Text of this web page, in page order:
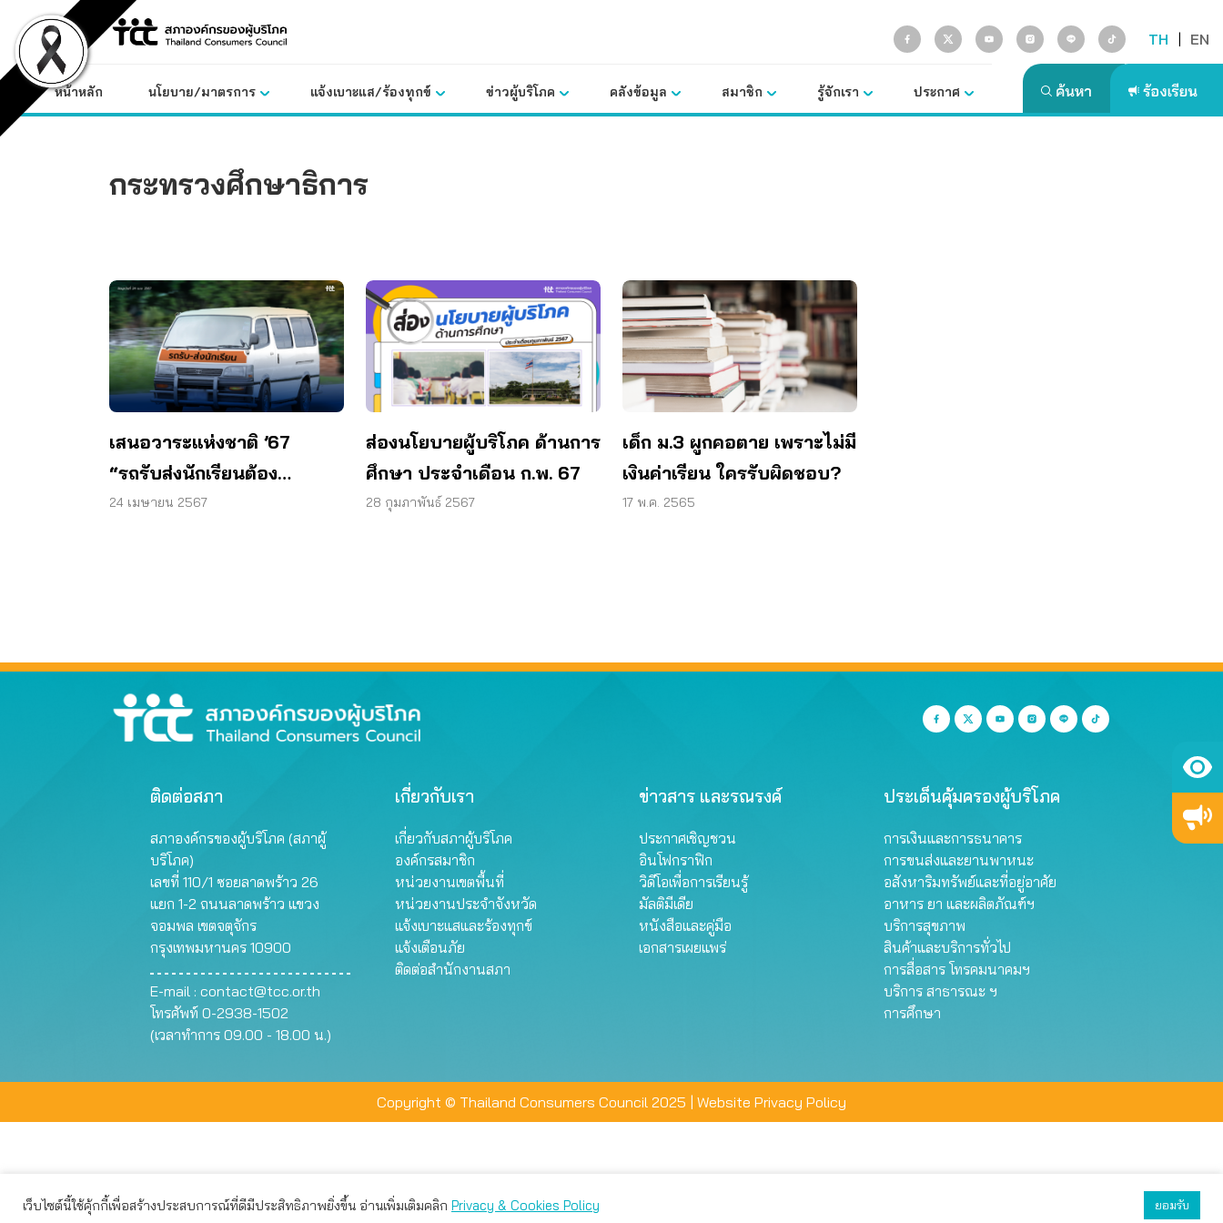
content
TH | EN
หน้าหลัก นโยบาย/มาตรการ แจ้งเบาะแส/ร้องทุกข์ ข่าวผู้บริโภค คลังข้อมูล สมาชิก รู้จักเรา ประกาศ
กระทรวงศึกษาธิการ
เสนอวาระแห่งชาติ ’67
“รถรับส่งนักเรียนต้อง
ปลอดภัย”
24 เมษายน 2567
ส่องนโยบายผู้บริโภค ด้านการ
ศึกษา ประจำเดือน ก.พ. 67
28 กุมภาพันธ์ 2567
เด็ก ม.3 ผูกคอตาย เพราะไม่มี
เงินค่าเรียน ใครรับผิดชอบ?
17 พ.ค. 2565
ติดต่อสภา
สภาองค์กรของผู้บริโภค (สภาผู้
บริโภค)
เลขที่ 110/1 ซอยลาดพร้าว 26
แยก 1-2 ถนนลาดพร้าว แขวง
จอมพล เขตจตุจักร
กรุงเทพมหานคร 10900
E-mail : contact@tcc.or.th
โทรศัพท์ 0-2938-1502
(เวลาทำการ 09.00 - 18.00 น.)
เกี่ยวกับเรา
เกี่ยวกับสภาผู้บริโภค
องค์กรสมาชิก
หน่วยงานเขตพื้นที่
หน่วยงานประจำจังหวัด
แจ้งเบาะแสและร้องทุกข์
แจ้งเตือนภัย
ติดต่อสำนักงานสภา
ข่าวสาร และรณรงค์
ประกาศเชิญชวน
อินโฟกราฟิก
วิดีโอเพื่อการเรียนรู้
มัลติมีเดีย
หนังสือและคู่มือ
เอกสารเผยแพร่
ประเด็นคุ้มครองผู้บริโภค
การเงินและการธนาคาร
การขนส่งและยานพาหนะ
อสังหาริมทรัพย์และที่อยู่อาศัย
อาหาร ยา และผลิตภัณฑ์ฯ
บริการสุขภาพ
สินค้าและบริการทั่วไป
การสื่อสาร โทรคมนาคมฯ
บริการ สาธารณะ ฯ
การศึกษา
Copyright © Thailand Consumers Council 2025 | Website Privacy Policy
เว็บไซต์นี้ใช้คุ้กกี้เพื่อสร้างประสบการณ์ที่ดีมีประสิทธิภาพยิ่งขึ้น อ่านเพิ่มเติมคลิก Privacy & Cookies Policy ยอมรับ
เว็บไซต์นี้ใช้คุกกี้เพื่อมอบประสบการณ์การใช้งานที่ดีให้แก่ท่าน คุณสามารถเลือกตั้งค่าความเป็นส่วนตัวได้